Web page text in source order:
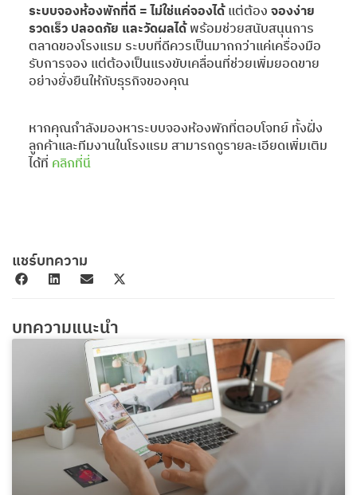
ระบบจองห้องพักที่ดี = ไม่ใช่แค่จองได้แต่ต้องจองง่าย
รวดเร็ว ปลอดภัย และวัดผลได้พร้อมช่วยสนับสนุนการ
ตลาดของโรงแรม ระบบที่ดีควรเป็นมากกว่าแค่เครื่องมือ
รับการจอง แต่ต้องเป็นแรงขับเคลื่อนที่ช่วยเพิ่มยอดขาย
อย่างยั่งยืนให้กับธุรกิจของคุณ
หากคุณกำลังมองหาระบบจองห้องพักที่ตอบโจทย์ ทั้งฝั่ง
ลูกค้าและทีมงานในโรงแรม สามารถดูรายละเอียดเพิ่มเติม
ได้ที่ คลิกที่นี่
แชร์บทความ
บทความแนะนำ